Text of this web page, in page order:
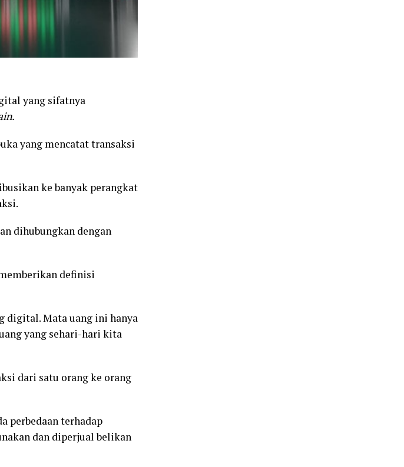
yang sifatnya
yang mencatat transaksi
ke banyak perangkat
dihubungkan dengan
definisi
digital. Mata uang ini hanya
yang sehari-hari kita
dari satu orang ke orang
perbedaan terhadap
dan diperjual belikan